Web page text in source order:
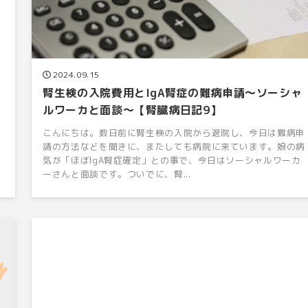
2024.09.15
腎生検の入院費用とIgA腎症の難病申請〜ソーシャ
ルワーカと面談〜【腎臓病日記9】
こんにちは。数日前に腎生検の入院から退院し、今日は難病申
請の方法などを聞きに、またしても病院に来ています。娘の病
気が「ほぼIgA腎症確定」との事で、今日はソーシャルワーカ
ーさんと面談です。ついでに、腎...